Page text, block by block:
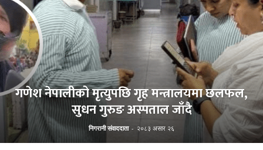
गणेश नेपालीको मृत्युपछि गृह मन्त्रालयमा छलफल,
सुधन गुरुङ अस्पताल जाँदै
निगरानी संवाददाता - २०८३ असार २६